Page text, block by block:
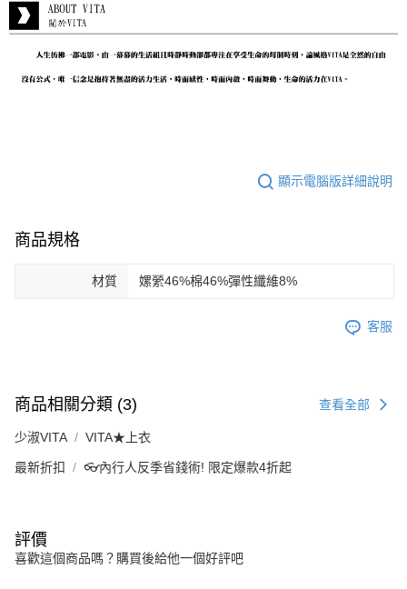
顯示電腦版詳細說明
商品規格
材質 嫘縈46%棉46%彈性纖維8%
客服
商品相關分類 (3) 查看全部
少淑VITA VITA★上衣
最新折扣 👓內行人反季省錢術! 限定爆款4折起
評價
喜歡這個商品嗎？購買後給他一個好評吧